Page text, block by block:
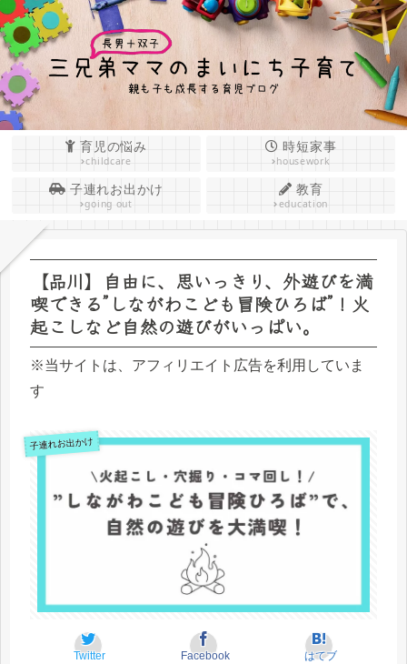
育児の悩み
childcare
時短家事
housework
子連れお出かけ
going out
教育
education
【品川】自由に、思いっきり、外遊びを満
喫できる”しながわこども冒険ひろば”！火
起こしなど自然の遊びがいっぱい。
※当サイトは、アフィリエイト広告を利用していま
す
子連れお出かけ
Twitter Facebook はてブ